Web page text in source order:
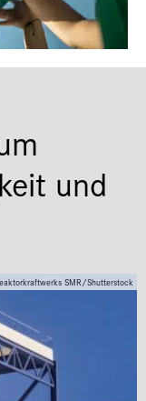
und
SMR/Shutterstock